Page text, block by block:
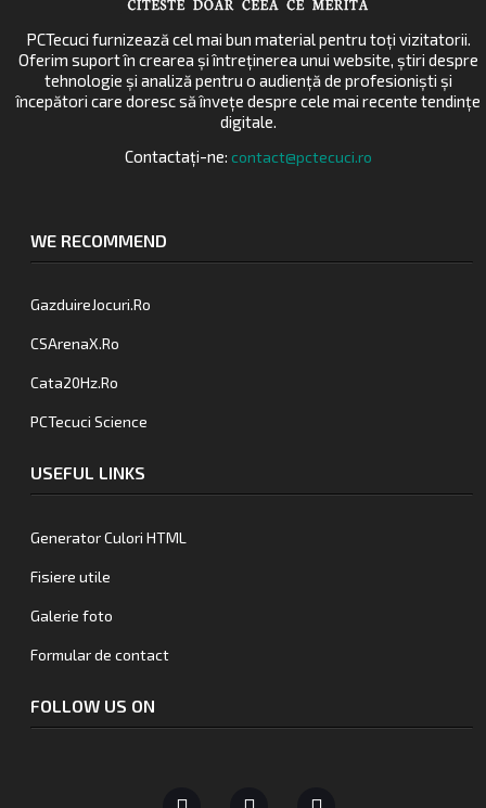
PCTecuci furnizează cel mai bun material pentru toți vizitatorii.
Oferim suport în crearea și întreținerea unui website, știri despre
tehnologie și analiză pentru o audiență de profesioniști și
începători care doresc să învețe despre cele mai recente tendințe
digitale.
Contactați-ne: contact@pctecuci.ro
WE RECOMMEND
GazduireJocuri.Ro
CSArenaX.Ro
Cata20Hz.Ro
PCTecuci Science
USEFUL LINKS
Generator Culori HTML
Fisiere utile
Galerie foto
Formular de contact
FOLLOW US ON